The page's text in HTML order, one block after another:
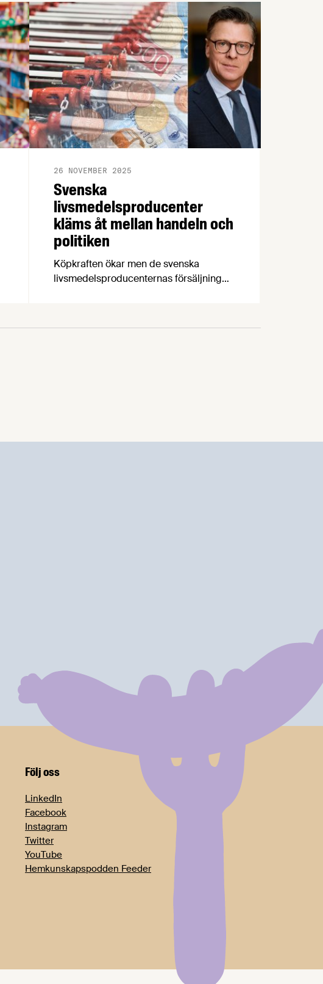
konsumenttrenderna knuffar
svenskproducerat ner EMV från
förstaplatsen och lågprisfaktorn minskar
rejält. Det är några av nyheterna i
Livsmedelsföretagens konjunkturbrev för
Q4 2025.
Svenska
livsmedelsproducenter
kläms åt mellan handeln och
politiken
26 NOVEMBER 2025
Köpkraften ökar men de svenska
livsmedelsproducenternas försäljning
Följ oss
LinkedIn
Facebook
Instagram
Twitter
YouTube
Hemkunskapspodden Feeder